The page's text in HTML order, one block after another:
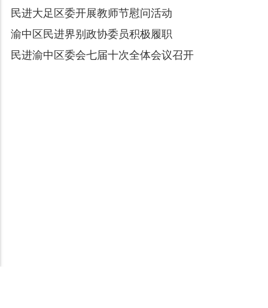
民进大足区委开展教师节慰问活动
渝中区民进界别政协委员积极履职
民进渝中区委会七届十次全体会议召开